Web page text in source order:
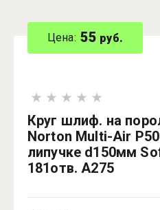
Цена: 55 руб.
Круг шлиф. на
Norton Multi-Air
липучке d150мм
181отв. A275